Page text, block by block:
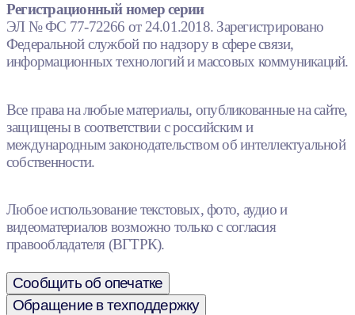
Регистрационный номер серии
ЭЛ № ФС 77-72266 от 24.01.2018. Зарегистрировано
Федеральной службой по надзору в сфере связи,
информационных технологий и массовых коммуникаций.
Все права на любые материалы, опубликованные на сайте,
защищены в соответствии с российским и
международным законодательством об интеллектуальной
собственности.
Любое использование текстовых, фото, аудио и
видеоматериалов возможно только с согласия
правообладателя (ВГТРК).
Сообщить об опечатке
Обращение в техподдержку